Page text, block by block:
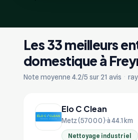
Les 33 meilleurs
domestique à
Note moyenne 4.2/5 sur 21 avis ·
Elo C Clean
Metz (57000) à 44.1 km
Nettoyage industriel